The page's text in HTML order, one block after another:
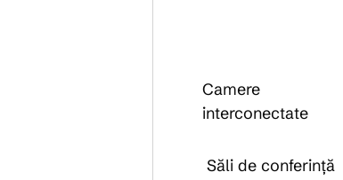
Camere
interconectate
Săli de conferință